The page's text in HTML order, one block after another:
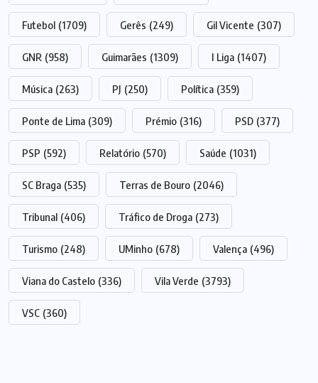
Futebol (1709) Gerês (249) Gil Vicente (307)
GNR (958) Guimarães (1309) I Liga (1407)
Música (263) PJ (250) Política (359)
Ponte de Lima (309) Prémio (316) PSD (377)
PSP (592) Relatório (570) Saúde (1031)
SC Braga (535) Terras de Bouro (2046)
Tribunal (406) Tráfico de Droga (273)
Turismo (248) UMinho (678) Valença (496)
Viana do Castelo (336) Vila Verde (3793)
VSC (360)